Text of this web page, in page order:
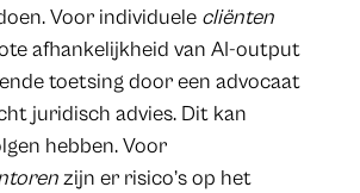
Voor individuele cliënten
afhankelijkheid van AI-output
toetsing door een advocaat
juridisch advies. Dit kan
hebben. Voor
zijn er risico’s op het